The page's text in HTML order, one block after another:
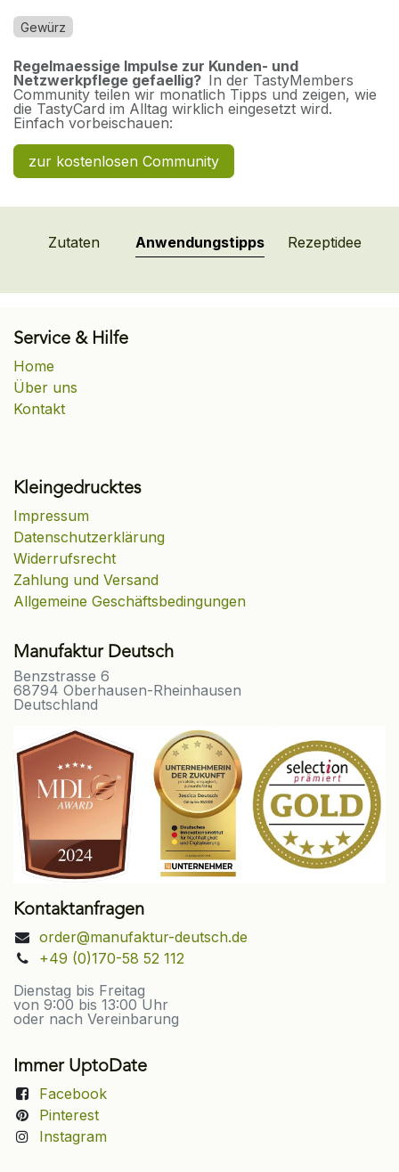
Gewürz
Regelmaessige Impulse zur Kunden- und
Netzwerkpflege gefaellig? In der TastyMembers
Community teilen wir monatlich Tipps und zeigen, wie
die TastyCard im Alltag wirklich eingesetzt wird.
Einfach vorbeischauen:
zur kostenlosen Community
Zutaten Anwendungstipps Rezeptidee
Service & Hilfe
Home
Über uns
Kontakt
Kleingedrucktes
Impressum
Datenschutzerklärung
Widerrufsrecht
Zahlung und Versand
Allgemeine Geschäftsbedingungen
Manufaktur Deutsch
Benzstrasse 6
68794 Oberhausen-Rheinhausen
Deutschland
Kontaktanfragen
order@manufaktur-deutsch.de
+49 (0)170-58 52 112
Dienstag bis Freitag
von 9:00 bis 13:00 Uhr
oder nach Vereinbarung
Immer UptoDate
Facebook
Pinterest
Instagram